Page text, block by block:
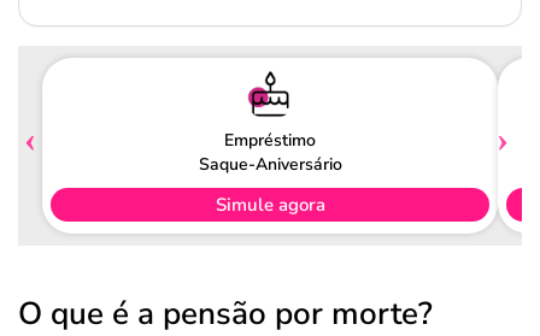
Empréstimo
Saque-Aniversário
Simule agora
O que é a pensão por morte?